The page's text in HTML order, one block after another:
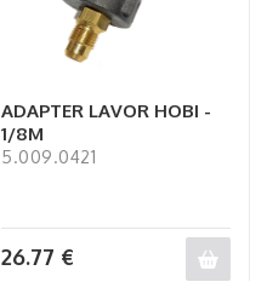
ADAPTER LAVOR HOBI -
1/8M
5.009.0421
26.77 €